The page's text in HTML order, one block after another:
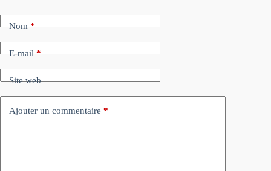
Nom*
E-mail*
Site web
Ajouter un commentaire *